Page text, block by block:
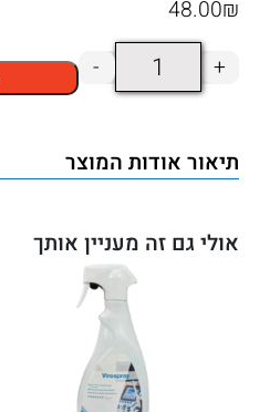
₪
48.00
+ כמות
של
חיטוי
אקסטרא
מ"ל
-
תיאור אודות המוצר
אולי גם זה מעניין אותך